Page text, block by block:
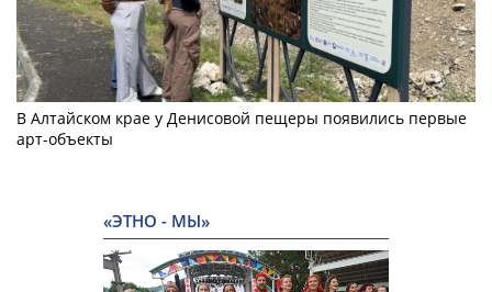
В Алтайском крае у Денисовой пещеры появились первые
арт-объекты
«ЭТНО - МЫ»